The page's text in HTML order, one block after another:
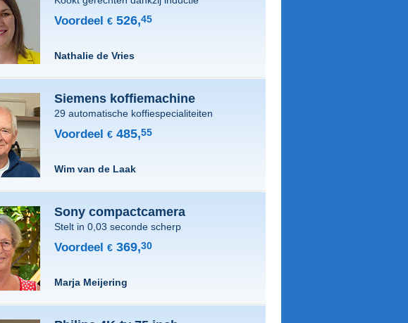
Voordeel € 526,45
Nathalie de Vries
Siemens koffiemachine
29 automatische koffiespecialiteiten
Voordeel € 485,55
Wim van de Laak
Sony compactcamera
Stelt in 0,03 seconde scherp
Voordeel € 369,30
Marja Meijering